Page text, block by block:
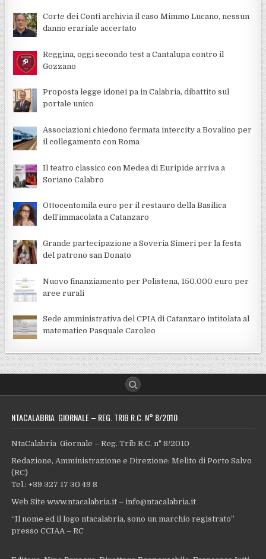
Corte dei Conti archivia il caso Mimmo Lucano, nessun
danno erariale accertato
Reggina, oggi secondo test a Cantalupa contro il
Gozzano
Proposta legge idonei pa in Calabria, dibattito sul
portale unico
Associazioni chiedono fermata intercity a Bovalino per
il collegamento con Roma
Il teatro classico con Medea di Euripide arriva a
Soriano Calabro
Ottocentomila euro per il restauro della Basilica
dell’immacolata a Catanzaro
Grande partecipazione a Soveria Simeri per la festa
del patrono san Donato
Nuovo finanziamento per Polistena, 150.000 euro per
aree rurali
Sede amministrativa del CPIA di Catanzaro intitolata al
matematico Pasquale Caroleo
NTACALABRIA GIORNALE – REG. TRIB R.C. N° 8/2010
NtaCalabria Giornale – Reg. Trib R.C. n° 8/2010
Redazione, Amministrazione e Direzione: Melito di Porto Salvo
(RC)
Tel.: +39 327 17 30 49 8
Web Site www.ntacalabria.it – info@ntacalabria.it
“Il nome ed il logo ntacalabria, sono un marchio registrato”
presso CCIAA – RC